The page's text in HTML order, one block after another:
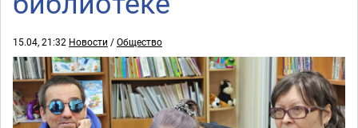
15.04, 21:32 Новости /Общество